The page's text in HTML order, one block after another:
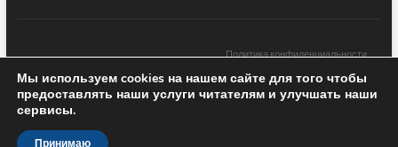
Политика конфиденциальности
Новости Грузии| Black Sea Press LTD © 2020 All Rights Reserved /
Design & development —
Мы используем cookies на нашем сайте для того чтобы
предоставлять наши услуги читателям и улучшать наши
сервисы.
Принимаю